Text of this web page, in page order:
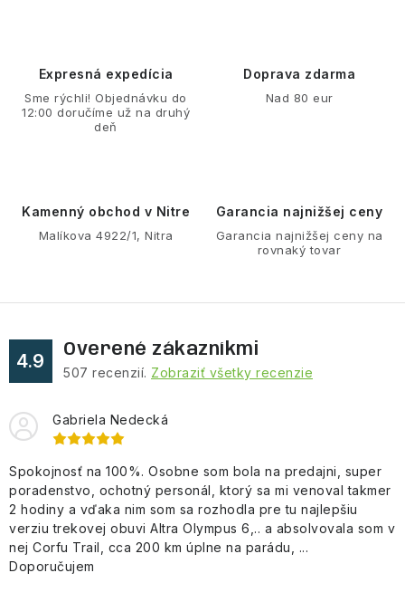
v
p
i
u
Expresná expedícia
Sme rýchli! Objednávku do
12:00 doručíme už na druhý
deň
Doprava zdarma
Nad 80 eur
Kamenný obchod v Nitre
Malíkova 4922/1, Nitra
Garancia najnižšej ceny
Garancia najnižšej ceny na
rovnaký tovar
4.9
Overené zákazníkmi
507 recenzií. Zobraziť všetky recenzie
Gabriela Nedecká
Spokojnosť na 100%. Osobne som bola na predajni, super
poradenstvo, ochotný personál, ktorý sa mi venoval takmer
2 hodiny a vďaka nim som sa rozhodla pre tu najlepšiu
verziu trekovej obuvi Altra Olympus 6,.. a absolvovala som v
nej Corfu Trail, cca 200 km úplne na parádu, ...
Doporučujem